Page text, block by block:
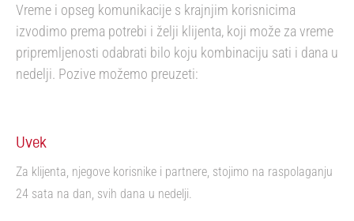
Vreme i opseg komunikacije s krajnjim korisnicima
izvodimo prema potrebi i želji klijenta, koji može za vreme
pripremljenosti odabrati bilo koju kombinaciju sati i dana u
nedelji. Pozive možemo preuzeti:
Uvek
Za klijenta, njegove korisnike i partnere, stojimo na raspolaganju
24 sata na dan, svih dana u nedelji.